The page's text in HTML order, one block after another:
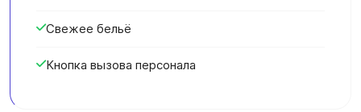
Свежее бельё
Кнопка вызова персонала